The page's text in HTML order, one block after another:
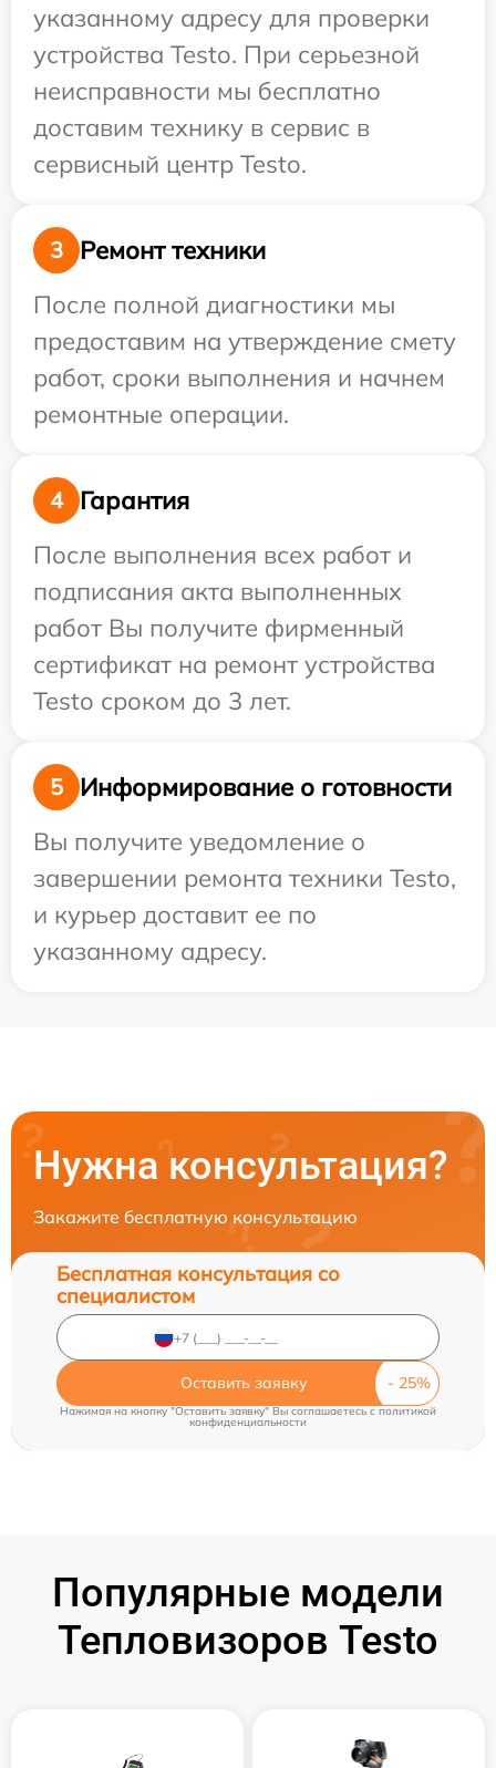
указанному адресу для проверки
устройства Testo. При серьезной
неисправности мы бесплатно
доставим технику в сервис в
сервисный центр Testo.
3
Ремонт техники
После полной диагностики мы
предоставим на утверждение смету
работ, сроки выполнения и начнем
ремонтные операции.
4
Гарантия
После выполнения всех работ и
подписания акта выполненных
работ Вы получите фирменный
сертификат на ремонт устройства
Testo сроком до 3 лет.
5
Информирование о готовности
Вы получите уведомление о
завершении ремонта техники Testo,
и курьер доставит ее по
указанному адресу.
Нужна консультация?
Закажите бесплатную консультацию
Бесплатная консультация со
специалистом
Оставить заявку
Нажимая на кнопку "Оставить заявку" Вы соглашаетесь cполитикой
конфиденциальности
Популярные модели
Тепловизоров Testo